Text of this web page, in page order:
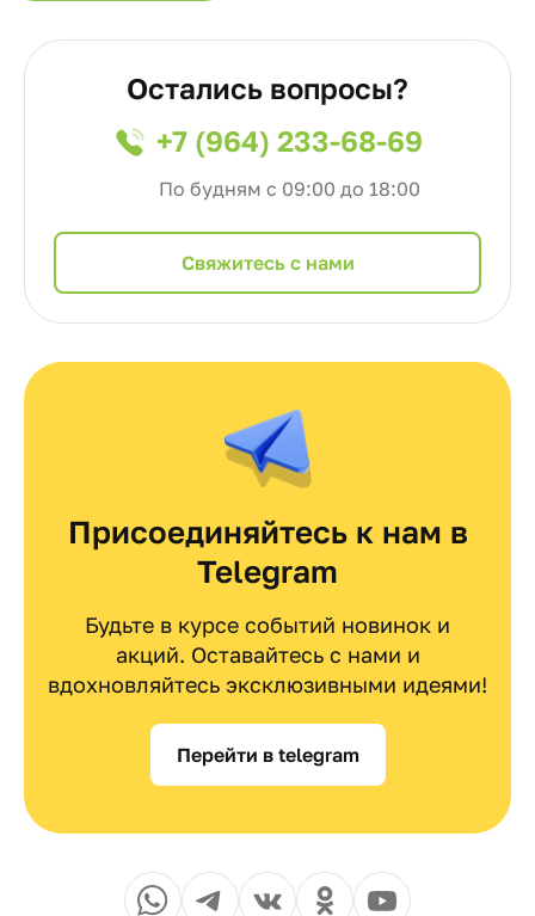
Остались вопросы?
+7 (964) 233-68-69
По будням с 09:00 до 18:00
Cвяжитесь с нами
Присоединяйтесь к нам в
Telegram
Будьте в курсе событий новинок и
акций. Оставайтесь с нами и
вдохновляйтесь эксклюзивными идеями!
Перейти в telegram